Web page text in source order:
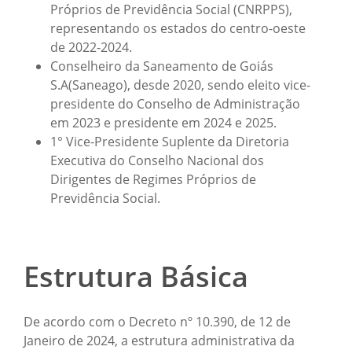
Próprios de Previdência Social (CNRPPS),
representando os estados do centro-oeste
de 2022-2024.
Conselheiro da Saneamento de Goiás
S.A(Saneago), desde 2020, sendo eleito vice-
presidente do Conselho de Administração
em 2023 e presidente em 2024 e 2025.
1° Vice-Presidente Suplente da Diretoria
Executiva do Conselho Nacional dos
Dirigentes de Regimes Próprios de
Previdência Social.
Estrutura Básica
De acordo com o Decreto nº 10.390, de 12 de
Janeiro de 2024, a estrutura administrativa da